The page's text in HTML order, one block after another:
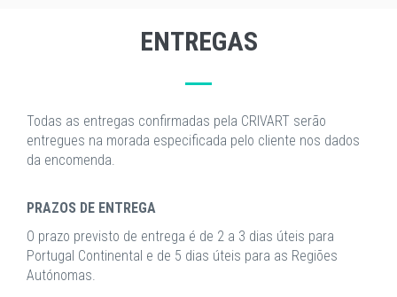
ENTREGAS
Todas as entregas confirmadas pela CRIVART serão
entregues na morada especificada pelo cliente nos dados
da encomenda.
PRAZOS DE ENTREGA
O prazo previsto de entrega é de 2 a 3 dias úteis para
Portugal Continental e de 5 dias úteis para as Regiões
Autónomas.